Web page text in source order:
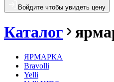
Войдите чтобы увидеть цену
Каталог
ЯРМАРКА
Bravolli
Yelli